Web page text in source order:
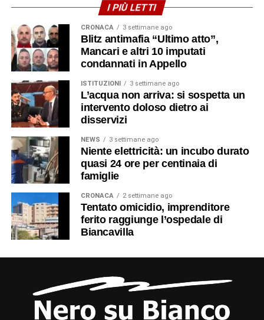
I PIÙ LETTI
CRONACA 3 settimane ago
Blitz antimafia “Ultimo atto”,
Mancari e altri 10 imputati
condannati in Appello
ISTITUZIONI 3 settimane ago
L’acqua non arriva: si sospetta un
intervento doloso dietro ai
disservizi
NEWS 3 settimane ago
Niente elettricità: un incubo durato
quasi 24 ore per centinaia di
famiglie
CRONACA 2 settimane ago
Tentato omicidio, imprenditore
ferito raggiunge l’ospedale di
Biancavilla